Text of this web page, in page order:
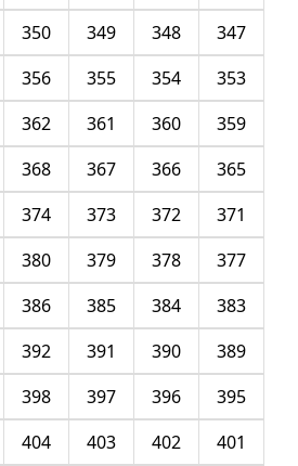
347
348
349
350
353
354
355
356
359
360
361
362
365
366
367
368
371
372
373
374
377
378
379
380
383
384
385
386
389
390
391
392
395
396
397
398
401
402
403
404